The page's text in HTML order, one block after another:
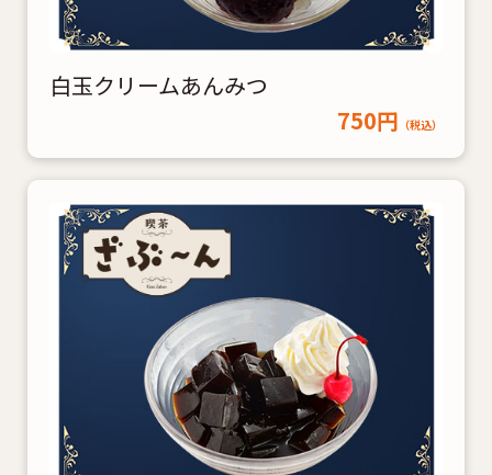
白玉クリームあんみつ
750円 （税込）